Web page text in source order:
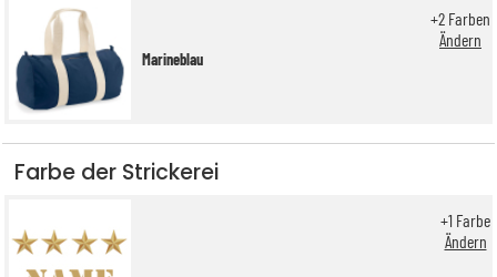
Marineblau
+2 Farben
Ändern
Farbe der Strickerei
+1 Farbe
Ändern